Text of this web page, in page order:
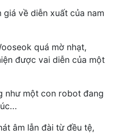
giá về diễn xuất của nam
quá mờ nhạt,
được vai diễn của một
như một con robot đang
âm lẫn đài từ đều tệ,